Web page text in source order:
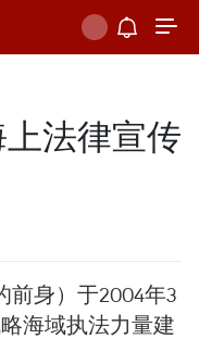
法律宣传
前身）于2004年3
海域执法力量建